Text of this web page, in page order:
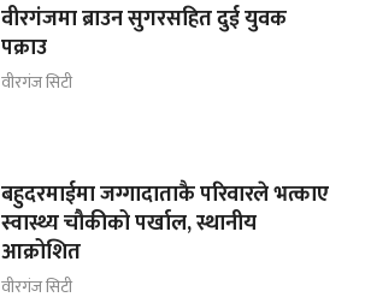
वीरगंजमा ब्राउन सुगरसहित दुई युवक
पक्राउ
वीरगंज सिटी
बहुदरमाईमा जग्गादाताकै परिवारले भत्काए
स्वास्थ्य चौकीको पर्खाल, स्थानीय
आक्रोशित
वीरगंज सिटी